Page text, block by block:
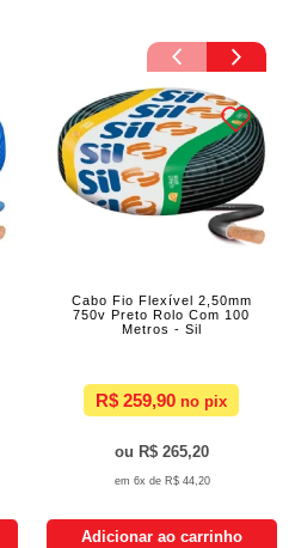
Cabo Fio Flexível 2,50mm
750v Preto Rolo Com 100
Metros - Sil
R$ 259,90
R$ 265,20
6x de R$ 44,20
Adicionar ao carrinho